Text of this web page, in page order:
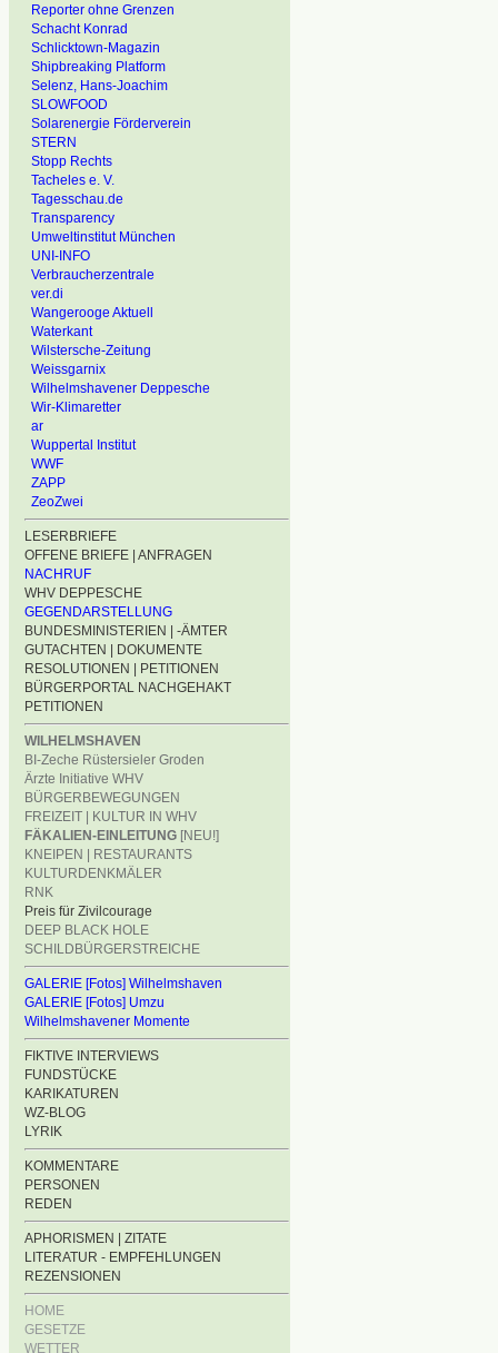
Reporter ohne Grenzen
Schacht Konrad
Schlicktown-Magazin
Shipbreaking Platform
Selenz, Hans-Joachim
SLOWFOOD
Solarenergie Förderverein
STERN
Stopp Rechts
Tacheles e. V.
Tagesschau.de
Transparency
Umweltinstitut München
UNI-INFO
Verbraucherzentrale
ver.di
Wangerooge Aktuell
Waterkant
Wilstersche-Zeitung
Weissgarnix
Wilhelmshavener Deppesche
Wir-Klimaretter
ar
Wuppertal Institut
WWF
ZAPP
ZeoZwei
LESERBRIEFE
OFFENE BRIEFE | ANFRAGEN
NACHRUF
WHV DEPPESCHE
GEGENDARSTELLUNG
BUNDESMINISTERIEN | -ÄMTER
GUTACHTEN | DOKUMENTE
RESOLUTIONEN | PETITIONEN
BÜRGERPORTAL NACHGEHAKT
PETITIONEN
WILHELMSHAVEN
BI-Zeche Rüstersieler Groden
Ärzte Initiative WHV
BÜRGERBEWEGUNGEN
FREIZEIT | KULTUR IN WHV
FÄKALIEN-EINLEITUNG [NEU!]
KNEIPEN | RESTAURANTS
KULTURDENKMÄLER
RNK
Preis für Zivilcourage
DEEP BLACK HOLE
SCHILDBÜRGERSTREICHE
GALERIE [Fotos] Wilhelmshaven
GALERIE [Fotos] Umzu
Wilhelmshavener Momente
FIKTIVE INTERVIEWS
FUNDSTÜCKE
KARIKATUREN
WZ-BLOG
LYRIK
KOMMENTARE
PERSONEN
REDEN
APHORISMEN | ZITATE
LITERATUR - EMPFEHLUNGEN
REZENSIONEN
HOME
GESETZE
WETTER